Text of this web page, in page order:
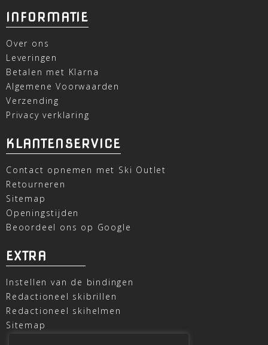
INFORMATIE
Over ons
Leveringen
Betalen met Klarna
Algemene Voorwaarden
Verzending
Privacy verklaring
KLANTENSERVICE
Contact opnemen met Ski Outlet
Retourneren
Sitemap
Openingstijden
Beoordeel ons op Google
EXTRA
Instellen van de bindingen
Redactioneel skibrillen
Redactioneel skihelmen
Sitemap